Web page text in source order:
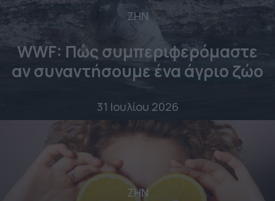
ΖΗΝ
WWF: Πώς συμπεριφερόμαστε
αν συναντήσουμε ένα άγριο ζώο
31 Ιουλίου 2026
ΖΗΝ